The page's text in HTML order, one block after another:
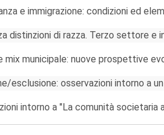
e immigrazione: condizioni ed
distinzioni di razza. Terzo settore e
mix municipale: nuove prospettive
esclusione: osservazioni intorno a
intorno a "La comunità